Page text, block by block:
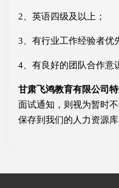
2、英语四级及以上；
3、有行业工作经验者优
4、有良好的团队合作意
甘肃飞鸿教育有限公司特
面试通知，则视为暂时
保存到我们的人力资源